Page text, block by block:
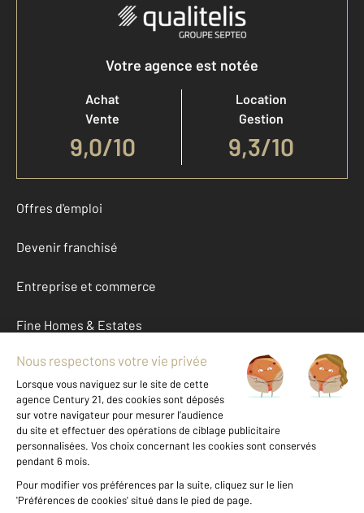
Votre agence est notée
Achat
Vente
9,0/10
Location
Gestion
9,3/10
Offres d'emploi
Devenir franchisé
Entreprise et commerce
Fine Homes & Estates
À propos
International
Nous contacter